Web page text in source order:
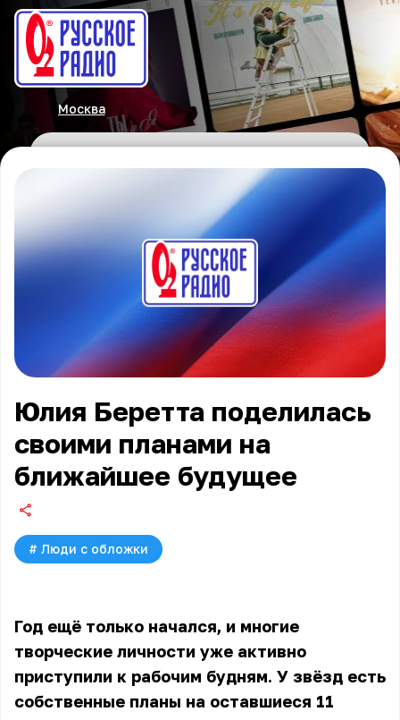
Москва
Юлия Беретта поделилась
своими планами на
ближайшее будущее
# Люди с обложки
Год ещё только начался, и многие
творческие личности уже активно
приступили к рабочим будням. У звёзд есть
собственные планы на оставшиеся 11